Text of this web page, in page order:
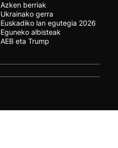
Azken berriak
Ukrainako gerra
Euskadiko lan egutegia 2026
Eguneko albisteak
AEB eta Trump